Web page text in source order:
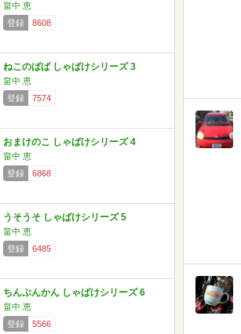
畠中 恵
登録
8608
ねこのばば しゃばけシリーズ 3
畠中 恵
登録
7574
おまけのこ しゃばけシリーズ 4
畠中 恵
登録
6868
うそうそ しゃばけシリーズ 5
畠中 恵
登録
6485
ちんぷんかん しゃばけシリーズ 6
畠中 恵
登録
5566